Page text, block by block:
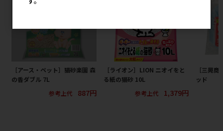
［アース・ペット］猫砂楽園 森
の香ダブル 7L
参考上代
887円
［ライオン］LION ニオイをと
る紙の猫砂 10L
参考上代
1,379円
［三晃
ッド